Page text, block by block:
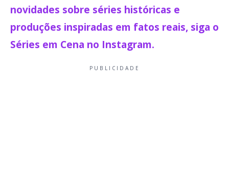
novidades sobre séries históricas e
produções inspiradas em fatos reais, siga o
Séries em Cena no Instagram.
PUBLICIDADE